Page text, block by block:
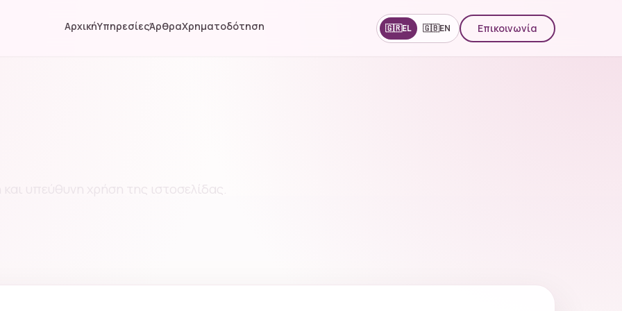
ΑρχικήΥπηρεσίεςΆρθραΧρηματοδότηση 🇬🇷EL 🇬🇧EN Επικοινωνία
υπεύθυνη χρήση της ιστοσελίδας.